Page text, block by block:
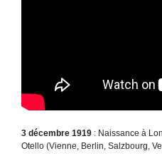
3 décembre 1919 : Naissance à
Otello (Vienne, Berlin, Salzbourg,